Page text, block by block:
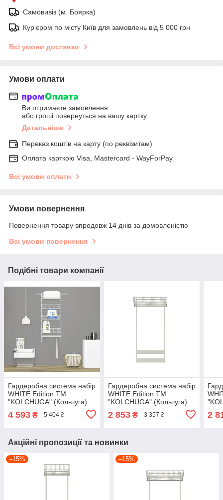
Самовивіз (м. Боярка)
Кур'єром по місту Київ для замовлень від 5 000 грн
Всі умови доставки
Умови оплати
Ви отримаєте замовлення
або гроші повернуться на вашу картку
Детальніше
Переказ коштів на карту (по реквізитам)
Оплата карткою Visa, Mastercard - WayForPay
Всі умови оплати
Умови повернення
Повернення товару впродовж 14 днів за домовленістю
Всі умови повернення
Подібні товари компанії
Гардеробна система набір
WHITE Edition ТМ
"KOLCHUGA" (Кольчуга)
4 593 ₴ 5 404 ₴
Гардеробна система набір
WHITE Edition ТМ
"KOLCHUGA" (Кольчуга)
2 853₴ 3 357 ₴ 2
Акційні пропозиції та новинки
–15% –15%